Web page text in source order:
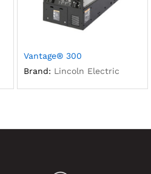
Vantage® 300
Brand: Lincoln Electric